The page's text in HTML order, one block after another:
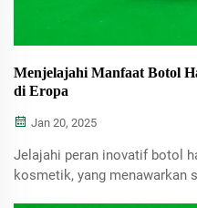
Menjelajahi Manfaat Botol
di Eropa
Jan 20, 2025
Jelajahi peran inovatif botol
kosmetik, yang menawarkan